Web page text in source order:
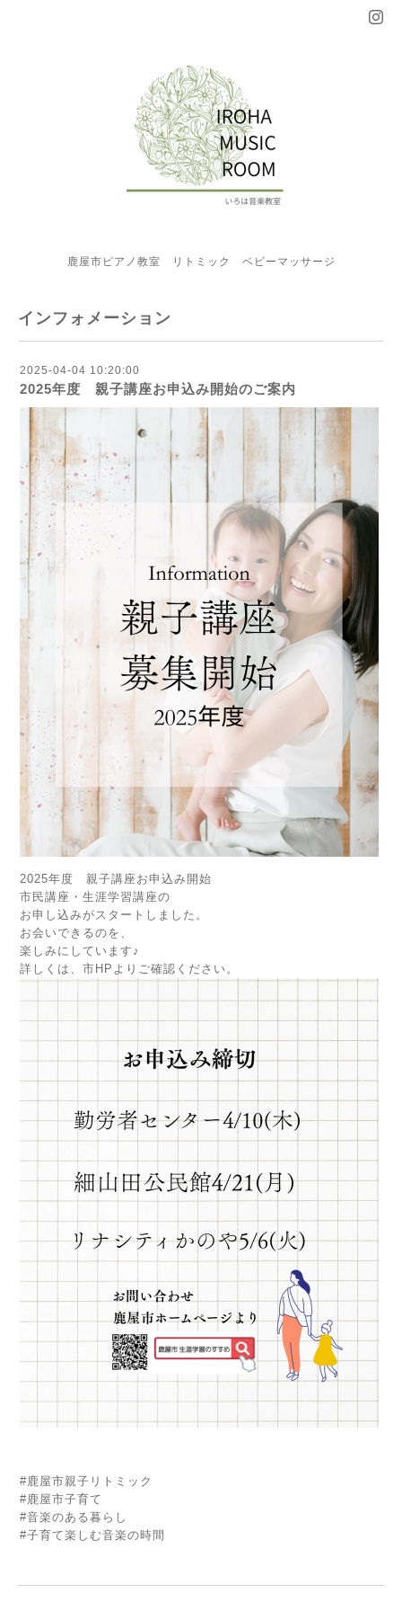
鹿屋市ピアノ教室 リトミック ベビーマッサージ
インフォメーション
2025-04-04 10:20:00
2025年度 親子講座お申込み開始のご案内
2025年度 親子講座お申込み開始
市民講座・生涯学習講座の
お申し込みがスタートしました。
お会いできるのを、
楽しみにしています♪
詳しくは、市HPよりご確認ください。
#鹿屋市親子リトミック
#鹿屋市子育て
#音楽のある暮らし
#子育て楽しむ音楽の時間